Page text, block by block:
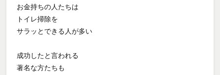
お金持ちの人たちは
トイレ掃除を
サラッとできる人が多い
成功したと言われる
著名な方たちも